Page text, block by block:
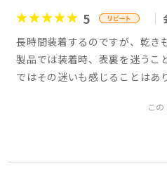
5
長時間装着するのですが、乾き
製品では装着時、表裏を迷うこ
ではその迷いも感じることはあ
こ